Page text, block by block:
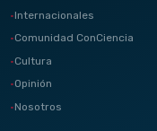
Internacionales
Comunidad ConCiencia
Cultura
Opinión
Nosotros